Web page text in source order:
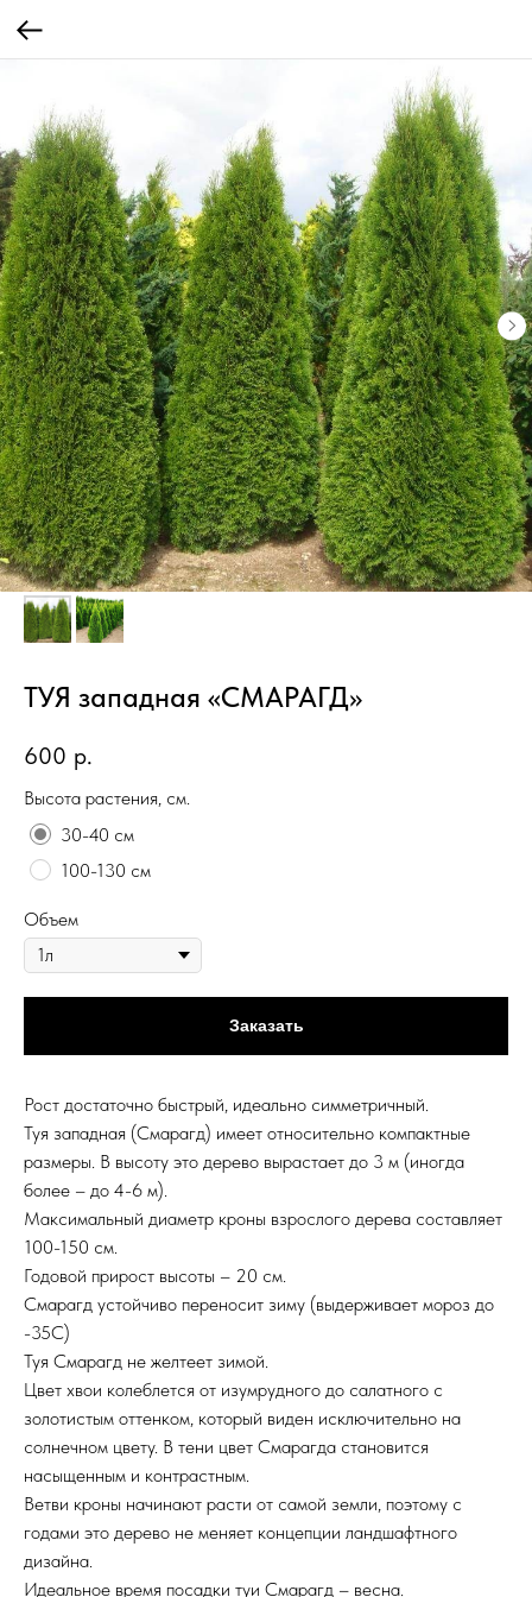
ТУЯ западная «СМАРАГД»
600 р.
Высота растения, см.
30-40 см
100-130 см
Объем
Заказать
Рост достаточно быстрый, идеально симметричный.
Туя западная (Смарагд) имеет относительно компактные
размеры. В высоту это дерево вырастает до 3 м (иногда
более – до 4-6 м).
Максимальный диаметр кроны взрослого дерева составляет
100-150 см.
Годовой прирост высоты – 20 см.
Смарагд устойчиво переносит зиму (выдерживает мороз до
-35С)
Туя Смарагд не желтеет зимой.
Цвет хвои колеблется от изумрудного до салатного с
золотистым оттенком, который виден исключительно на
солнечном цвету. В тени цвет Смарагда становится
насыщенным и контрастным.
Ветви кроны начинают расти от самой земли, поэтому с
годами это дерево не меняет концепции ландшафтного
дизайна.
Идеальное время посадки туи Смарагд – весна.